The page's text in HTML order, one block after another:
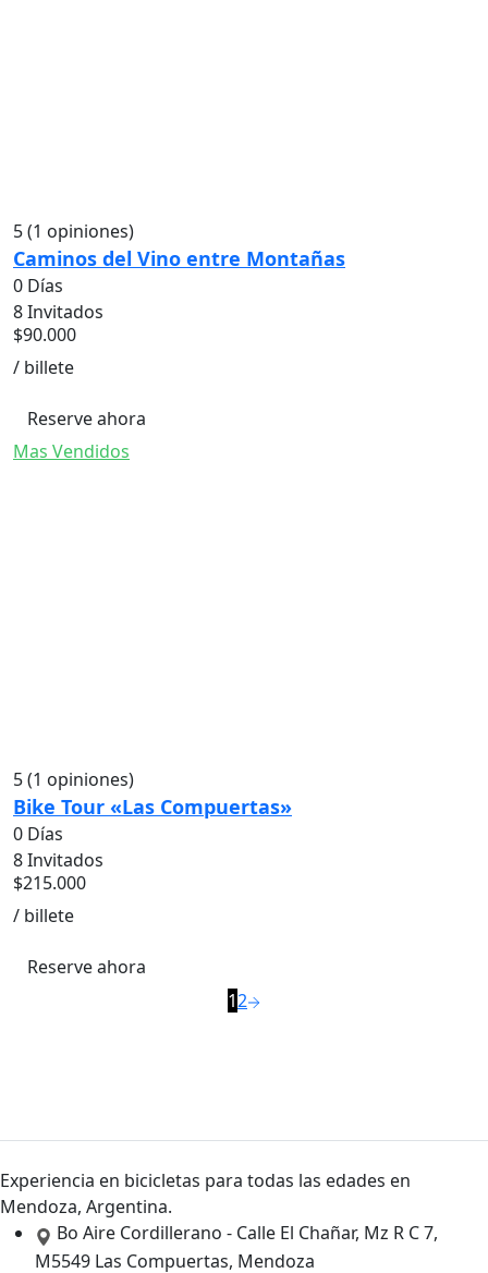
5(1 opiniones)
Caminos del Vino entre Montañas
0 Días
8 Invitados
$90.000
/ billete
Reserve ahora
Mas Vendidos
5(1 opiniones)
Bike Tour «Las Compuertas»
0 Días
8 Invitados
$215.000
/ billete
Reserve ahora
12
Experiencia en bicicletas para todas las edades en
Mendoza, Argentina.
Bo Aire Cordillerano - Calle El Chañar, Mz R C 7,
M5549 Las Compuertas, Mendoza